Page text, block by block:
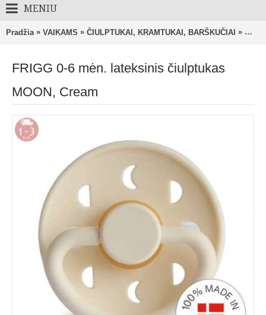
MENIU
Pradžia » VAIKAMS » ČIULPTUKAI, KRAMTUKAI, BARŠKUČIAI »
FRIGG 0-6 mėn. lateksinis čiulptukas
MOON, Cream